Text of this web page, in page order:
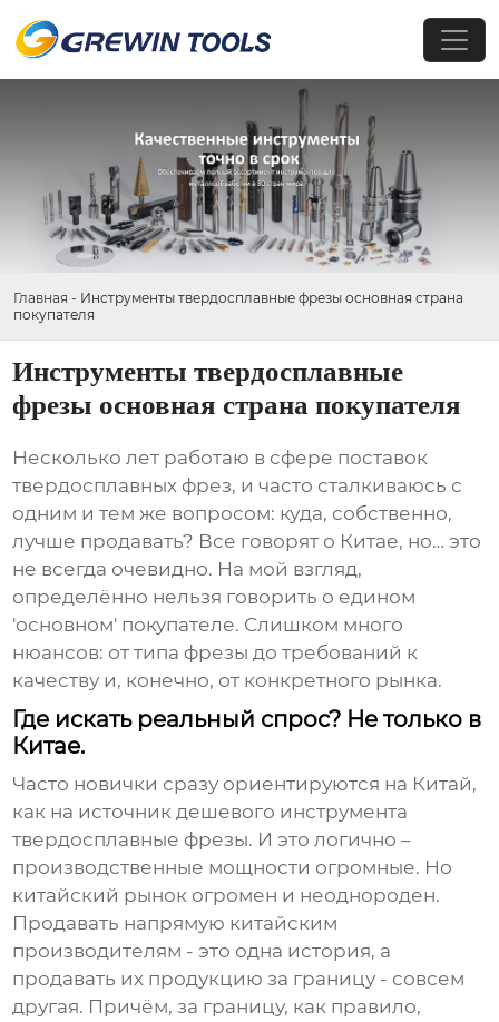
Главная - Инструменты твердосплавные фрезы основная страна
покупателя
Инструменты твердосплавные
фрезы основная страна покупателя
Несколько лет работаю в сфере поставок
твердосплавных фрез, и часто сталкиваюсь с
одним и тем же вопросом: куда, собственно,
лучше продавать? Все говорят о Китае, но… это
не всегда очевидно. На мой взгляд,
определённо нельзя говорить о едином
'основном' покупателе. Слишком много
нюансов: от типа фрезы до требований к
качеству и, конечно, от конкретного рынка.
Где искать реальный спрос? Не только в
Китае.
Часто новички сразу ориентируются на Китай,
как на источник дешевого инструмента
твердосплавные фрезы. И это логично –
производственные мощности огромные. Но
китайский рынок огромен и неоднороден.
Продавать напрямую китайским
производителям - это одна история, а
продавать их продукцию за границу - совсем
другая. Причём, за границу, как правило,